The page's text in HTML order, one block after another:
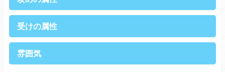
俺様攻め
硬派攻め
天然攻め
ノンケ攻め
黒髪攻め
年下攻め
受けの属性
ノンケ受け
雰囲気